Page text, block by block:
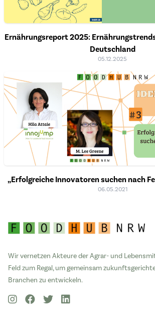
Ernährungsreport 2025:
Deutschland
05.12.2025
„Erfolgreiche Innovatoren suchen nach
06.05.2021
Wir vernetzen Akteure der Agrar- und
Feld zum Regal, um gemeinsam
Branchen zu entwickeln.